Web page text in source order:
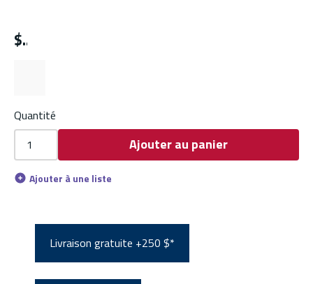
$
Quantité
Ajouter au panier
Ajouter à une liste
Livraison gratuite +250 $*